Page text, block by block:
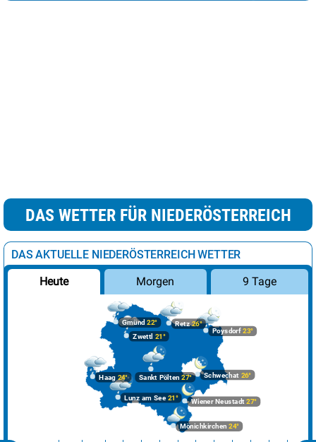
DAS WETTER FÜR NIEDERÖSTERREICH
DAS AKTUELLE NIEDERÖSTERREICH WETTER
Heute Morgen 9 Tage
Sankt Pölten 27°
Zwettl 21°
Gmünd 22°
Lunz am See21°
Mönichkirchen 24°
Poysdorf23°
Retz26°
Schwechat 26°
Wiener Neustadt 27°
Haag24°